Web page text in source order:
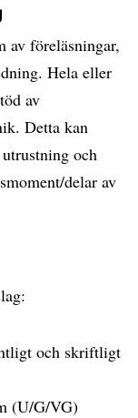
av föreläsningar,
Hela eller
av
Detta kan
och
delar av
och skriftligt
(U/G/VG)